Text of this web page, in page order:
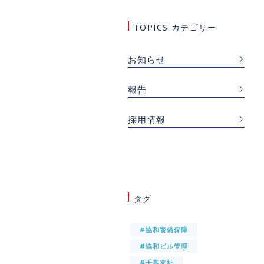
TOPICS カテゴリー
お知らせ
報告
採用情報
タグ
#協和警備保障
#協和ビル管理